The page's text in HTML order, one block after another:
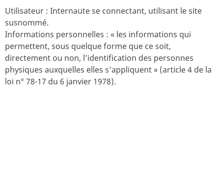
Utilisateur : Internaute se connectant, utilisant le site
susnommé.
Informations personnelles : « les informations qui
permettent, sous quelque forme que ce soit,
directement ou non, l’identification des personnes
physiques auxquelles elles s’appliquent » (article 4 de la
loi n° 78-17 du 6 janvier 1978).